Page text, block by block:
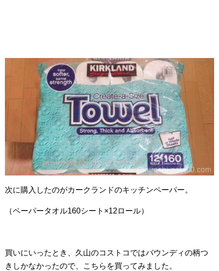
次に購入したのがカークランドのキッチンペーパー。
（ペーパータオル160シート×12ロール）
買いにいったとき、久山のコストコではバウンディの柄つ
きしかなかったので、こちらを買ってみました。